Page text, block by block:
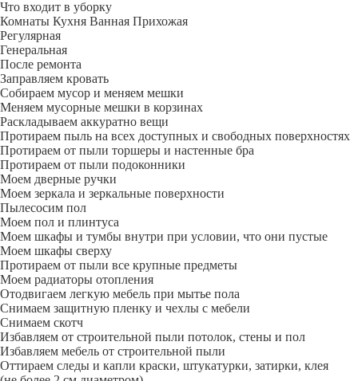
Что входит в уборку
Регу­лярная
Гене­ральная
После ремонта
Заправляем кровать
Собираем мусор и меняем мешки
Меняем мусорные мешки в корзинах
Раскладываем аккуратно вещи
Протираем пыль на всех доступных и свободных поверхностях
Протираем от пыли торшеры и настенные бра
Протираем от пыли подоконники
Моем дверные ручки
Моем зеркала и зеркальные поверхности
Пылесосим пол
Моем пол и плинтуса
Моем шкафы и тумбы внутри при условии, что они пустые
Моем шкафы сверху
Протираем от пыли все крупные предметы
Моем радиаторы отопления
Отодвигаем легкую мебель при мытье пола
Снимаем защитную пленку и чехлы с мебели
Снимаем скотч
Избавляем от строительной пыли потолок, стены и пол
Избавляем мебель от строительной пыли
Оттираем следы и капли краски, штукатурки, затирки, клея